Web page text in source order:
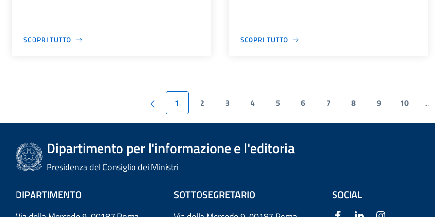
SCOPRI TUTTO SCOPRI TUTTO
1 2 3 4 5 6 7 8 9 10 ...
Dipartimento per l'informazione e l'editoria
Presidenza del Consiglio dei Ministri
DIPARTIMENTO SOTTOSEGRETARIO SOCIAL